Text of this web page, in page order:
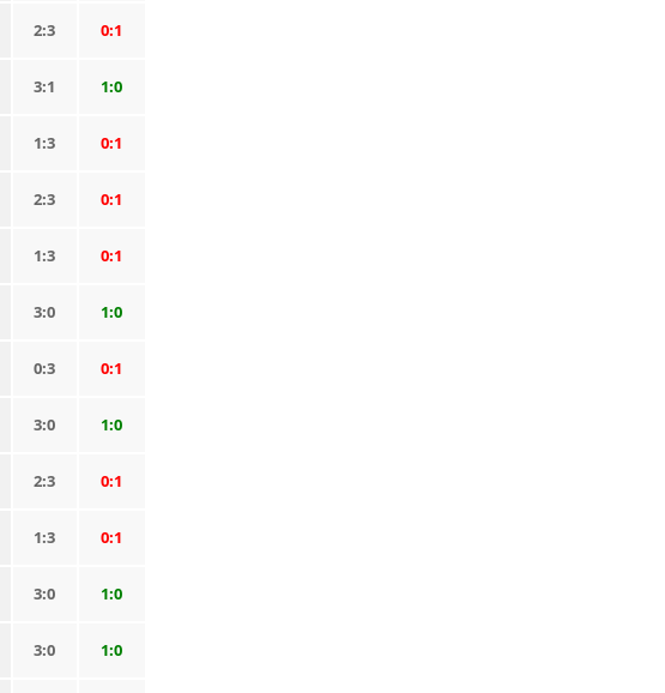
2:3 0:1
3:1 1:0
1:3 0:1
2:3 0:1
1:3 0:1
3:0 1:0
0:3 0:1
3:0 1:0
2:3 0:1
1:3 0:1
3:0 1:0
3:0 1:0